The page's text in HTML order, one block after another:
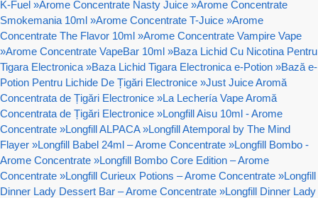
K-Fuel »Arome Concentrate Nasty Juice »Arome Concentrate
Smokemania 10ml »Arome Concentrate T-Juice »Arome
Concentrate The Flavor 10ml »Arome Concentrate Vampire Vape
»Arome Concentrate VapeBar 10ml »Baza Lichid Cu Nicotina Pentru
Tigara Electronica »Baza Lichid Tigara Electronica e-Potion »Bază e-
Potion Pentru Lichide De Țigări Electronice »Just Juice Aromă
Concentrata de Țigări Electronice »La Lechería Vape Aromă
Concentrata de Țigări Electronice »Longfill Aisu 10ml - Arome
Concentrate »Longfill ALPACA »Longfill Atemporal by The Mind
Flayer »Longfill Babel 24ml – Arome Concentrate »Longfill Bombo -
Arome Concentrate »Longfill Bombo Core Edition – Arome
Concentrate »Longfill Curieux Potions – Arome Concentrate »Longfill
Dinner Lady Dessert Bar – Arome Concentrate »Longfill Dinner Lady